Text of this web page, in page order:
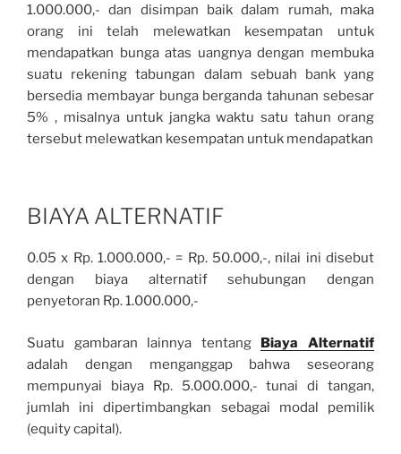
1.000.000,- dan disimpan baik dalam rumah, maka
orang ini telah melewatkan kesempatan untuk
mendapatkan bunga atas uangnya dengan membuka
suatu rekening tabungan dalam sebuah bank yang
bersedia membayar bunga berganda tahunan sebesar
5% , misalnya untuk jangka waktu satu tahun orang
tersebut melewatkan kesempatan untuk mendapatkan
BIAYA ALTERNATIF
0.05 x Rp. 1.000.000,- = Rp. 50.000,-, nilai ini disebut
dengan biaya alternatif sehubungan dengan
penyetoran Rp. 1.000.000,-
Suatu gambaran lainnya tentang Biaya Alternatif
adalah dengan menganggap bahwa seseorang
mempunyai biaya Rp. 5.000.000,- tunai di tangan,
jumlah ini dipertimbangkan sebagai modal pemilik
(equity capital).